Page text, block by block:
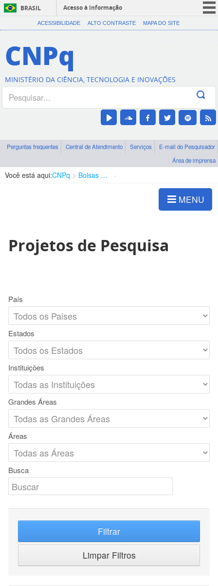
BRASIL
Acesso à informação
CORONAVÍRUS (COVID-19)
Canais
ACESSIBILIDADE ALTO CONTRASTE MAPA DO SITE
CNPq
MINISTÉRIO DA CIÊNCIA, TECNOLOGIA E INOVAÇÕES
Perguntas frequentes Central de Atendimento Serviços
E-mail do Pesquisador
Área de imprensa
Você está aqui:CNPq Bolsas e Auxílios Vigentes
MENU
Projetos de Pesquisa
País
Estados
Instituições
Grandes Áreas
Áreas
Busca
Filtrar
Limpar Filtros